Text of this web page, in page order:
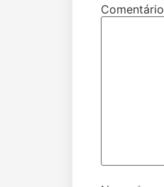
Comentário